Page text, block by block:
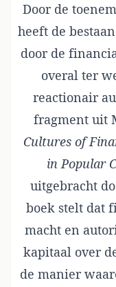
Door de
heeft de
door de
overal ter
reactionair
fragment uit
Cultures of
in Popular
uitgebracht
boek stelt dat
macht en
kapitaal over
de manier